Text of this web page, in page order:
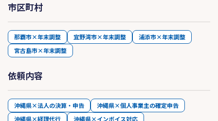
市区町村
那覇市×年末調整 宜野湾市×年末調整
浦添市×年末調整
宮古島市×年末調整
依頼内容
沖縄県×法人の決算・申告
沖縄県×個人事業主の確定申告
沖縄県×経理代行
沖縄県×インボイス対応